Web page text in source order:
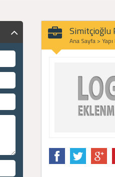
Simitçioğlu
Ana Sayfa >